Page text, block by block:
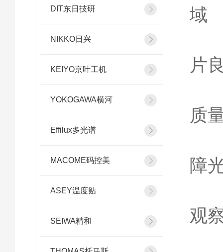
DIT东日技研
NIKKO日兴
KEIYO京叶工机
YOKOGAWA横河
Effilux多光谱
MACOME码控美
ASEY温度贴
SEIWA精和
域
片
质
障
观